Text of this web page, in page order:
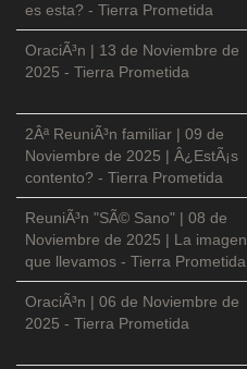
es esta? - Tierra Prometida
OraciÃ³n | 13 de Noviembre de
2025 - Tierra Prometida
2Âª ReuniÃ³n familiar | 09 de
Noviembre de 2025 | Â¿EstÃ¡s
contento? - Tierra Prometida
ReuniÃ³n "SÃ© Sano" | 08 de
Noviembre de 2025 | La imagen
que llevamos - Tierra Prometida
OraciÃ³n | 06 de Noviembre de
2025 - Tierra Prometida